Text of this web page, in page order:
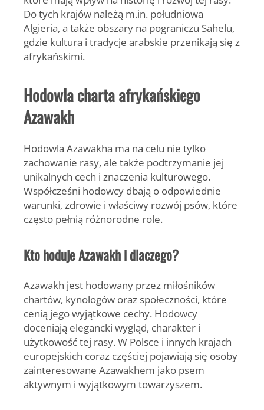
Do tych krajów należą m.in. południowa
Algieria, a także obszary na pograniczu Sahelu,
gdzie kultura i tradycje arabskie przenikają się z
afrykańskimi.
Hodowla charta afrykańskiego
Azawakh
Hodowla Azawakha ma na celu nie tylko
zachowanie rasy, ale także podtrzymanie jej
unikalnych cech i znaczenia kulturowego.
Współcześni hodowcy dbają o odpowiednie
warunki, zdrowie i właściwy rozwój psów, które
często pełnią różnorodne role.
Kto hoduje Azawakh i dlaczego?
Azawakh jest hodowany przez miłośników
chartów, kynologów oraz społeczności, które
cenią jego wyjątkowe cechy. Hodowcy
doceniają elegancki wygląd, charakter i
użytkowość tej rasy. W Polsce i innych krajach
europejskich coraz częściej pojawiają się osoby
zainteresowane Azawakhem jako psem
aktywnym i wyjątkowym towarzyszem.